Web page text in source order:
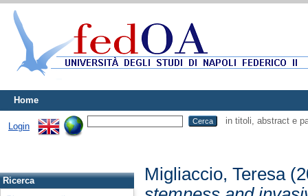
Home
Login
in titoli, abstract e
Ricerca
Migliaccio, Teresa